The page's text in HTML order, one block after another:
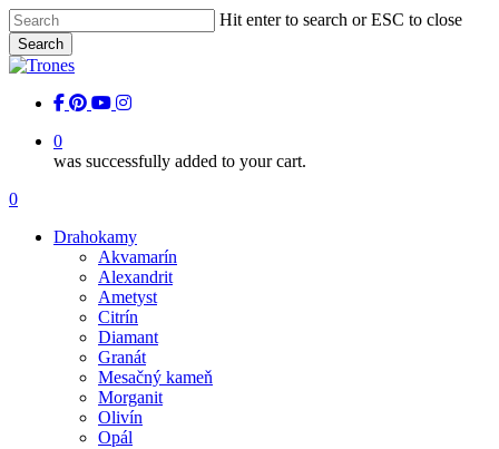
Skip
to
main
content
Hit enter to search or ESC to close
Search
Close
facebook
pinterest
youtubeinstagram
0
was successfully added to your cart.
Menu
0
Drahokamy
Akvamarín
Alexandrit
Ametyst
Citrín
Diamant
Granát
Mesačný kameň
Morganit
Olivín
Opál